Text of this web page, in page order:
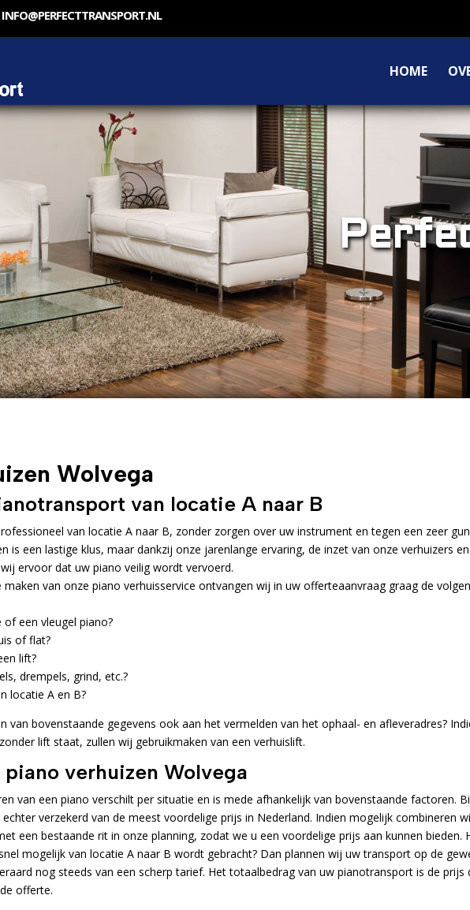
INFO@PERFECTTRANSPORT.NL
HOME
Wolvega
van locatie A naar B
van locatie A naar B, zonder zorgen over uw instrument en tegen een zeer
is een lastige klus, maar dankzij onze jarenlange ervaring, de inzet van onze verhuizers
ervoor dat uw piano veilig wordt vervoerd.
van onze piano verhuisservice ontvangen wij in uw offerteaanvraag graag de
een vleugel piano?
of flat?
lift?
drempels, grind, etc.?
locatie A en B?
van bovenstaande gegevens ook aan het vermelden van het ophaal- en afleveradres?
lift staat, zullen wij gebruikmaken van een verhuislift.
verhuizen Wolvega
van een piano verschilt per situatie en is mede afhankelijk van bovenstaande factoren.
verzekerd van de meest voordelige prijs in Nederland. Indien mogelijk combineren
een bestaande rit in onze planning, zodat we u een voordelige prijs aan kunnen bieden.
mogelijk van locatie A naar B wordt gebracht? Dan plannen wij uw transport op de
nog steeds van een scherp tarief. Het totaalbedrag van uw pianotransport is de prijs
offerte.